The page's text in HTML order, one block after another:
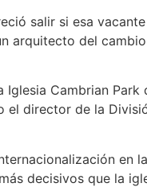
salir si esa
arquitecto del
Cambrian
director de la
en
decisivos que la